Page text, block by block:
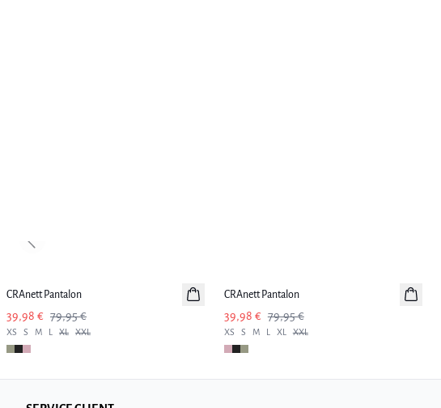
CRAnett Pantalon
39,98 € 79,95 €
XS S M L XL XXL
CRAnett Pantalon
39,98 € 79,95 €
XS S M L XL XXL
Previous slide